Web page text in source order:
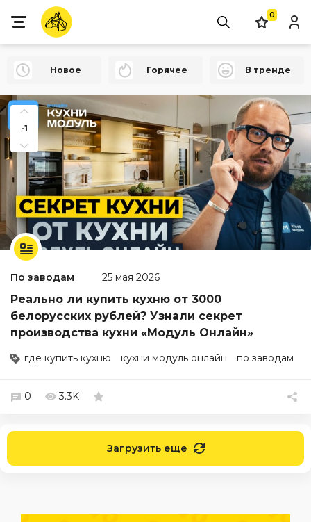
0
Новое Горячее В тренде
-1
По заводам 25 мая 2026
Реально ли купить кухню от 3000
белорусских рублей? Узнали секрет
производства кухни «Модуль Онлайн»
где купить кухню кухни модуль онлайн по заводам
0 3.3K
Загрузить еще